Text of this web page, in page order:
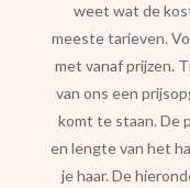
weet wat de
meeste tarieven.
met vanaf prijzen.
van ons een
komt te staan. De
en lengte van het
je haar. De